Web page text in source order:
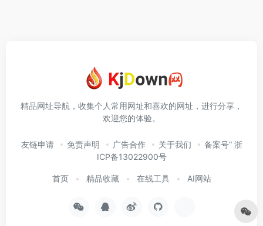
精品网址导航，收集个人常用网址和喜欢的网址，进行分享，
欢迎您的体验。
友链申请 免责声明 广告合作 关于我们
备案号“ 浙
ICP备13022900号
首页 精品收藏 在线工具 AI网站